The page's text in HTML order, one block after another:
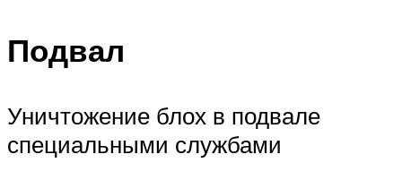
Подвал
Уничтожение блох в подвале
специальными службами